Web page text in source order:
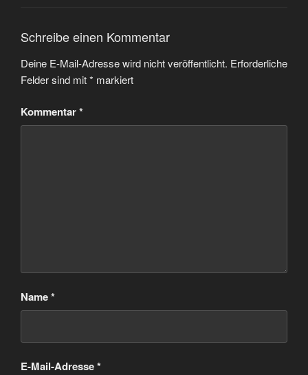
Schreibe einen Kommentar
Deine E-Mail-Adresse wird nicht veröffentlicht. Erforderliche
Felder sind mit* markiert
Kommentar*
Name*
E-Mail-Adresse*